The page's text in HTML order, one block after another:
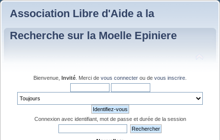
Association Libre d'Aide a la
Recherche sur la Moelle Epiniere
Bienvenue, Invité . Merci de vous connecter ou de vous inscrire
Connexion avec identifiant, mot de passe et durée de la session